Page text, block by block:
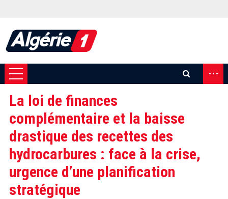
...
La loi de finances
complémentaire et la baisse
drastique des recettes des
hydrocarbures : face à la crise,
urgence d’une planification
stratégique